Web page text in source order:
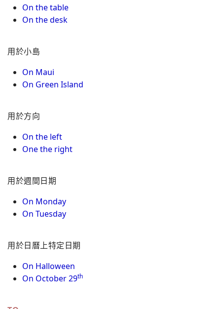
On the table
On the desk
用於小島
On Maui
On Green Island
用於方向
On the left
One the right
用於週間日期
On Monday
On Tuesday
用於日曆上特定日期
On Halloween
On October 29th